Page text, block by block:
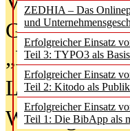
ZEDHIA – Das
und
Erfolgreicher Einsatz
Teil 3: TYPO3 als
Erfolgreicher Einsatz
Teil 2: Kitodo als
Erfolgreicher Einsatz
Teil 1: Die BibApp als
Geisterjagd-
„Library of
Lesen als
Wie